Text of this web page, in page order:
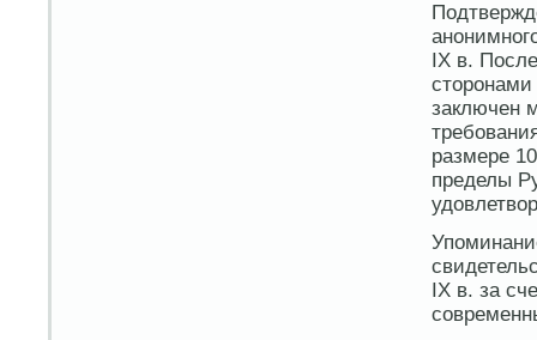
IX в.
сторонами
заключен
размере
пределы
IX в. за